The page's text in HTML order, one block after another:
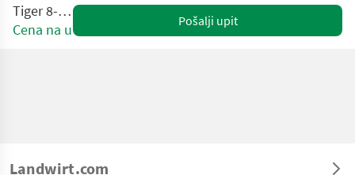
Tiger 8-10t
Cena na upit
Pošalji upit
Landwirt.com